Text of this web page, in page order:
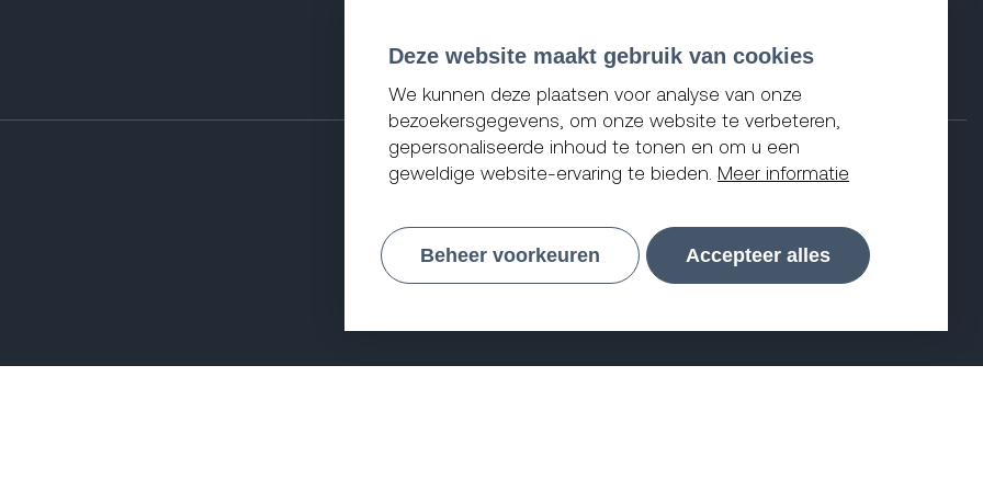
Deze website maakt gebruik van cookies
We kunnen deze plaatsen voor analyse van onze
bezoekersgegevens, om onze website te verbeteren,
gepersonaliseerde inhoud te tonen en om u een
geweldige website-ervaring te bieden. Meer informatie
Beheer voorkeuren Accepteer alles
Algemene voorwaarden